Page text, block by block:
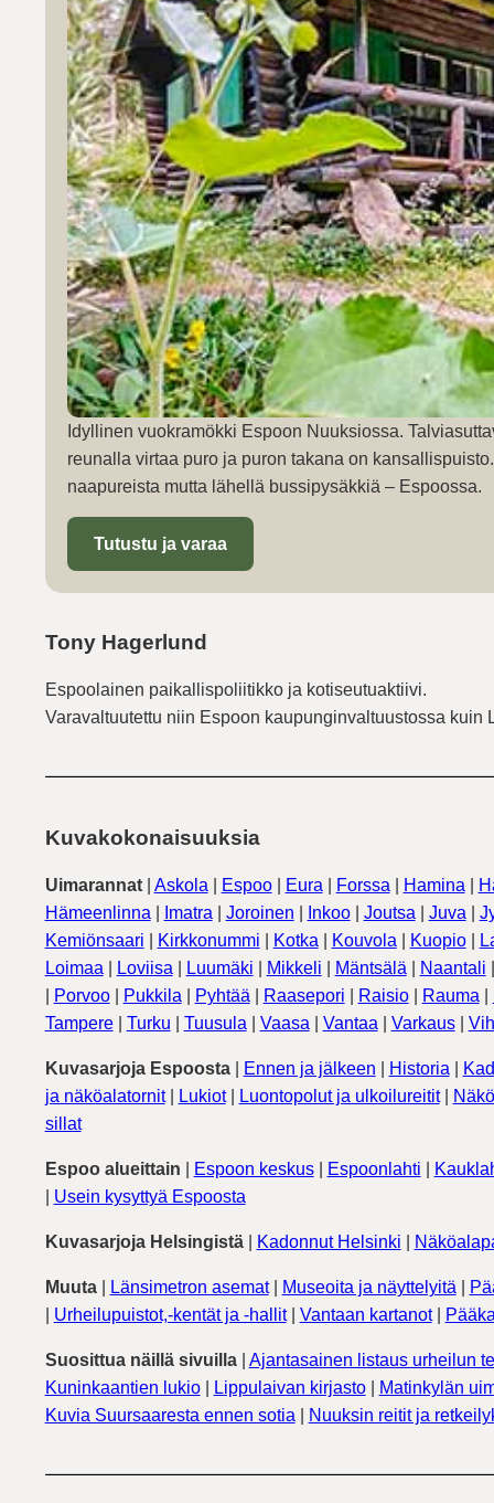
Idyllinen vuokramökki Espoon Nuuksiossa.
reunalla virtaa puro ja puron takana on
naapureista mutta lähellä bussipysäkkiä – Espoossa.
Tutustu ja varaa
Tony Hagerlund
Espoolainen paikallispoliitikko ja kotiseutuaktiivi.
Varavaltuutettu niin Espoon kaupunginvaltuustossa
Kuvakokonaisuuksia
Uimarannat| Askola Espoo| Eura Forssa Hamina
Hämeenlinna
Imatra Joroinen Inkoo| Joutsa Juva
Kemiönsaari
Kirkkonummi Kotka Kouvola Kuopio|
Loimaa
Loviisa Luumäki Mikkeli Mäntsälä Naantali
Porvoo| Pukkila Pyhtää Raasepori Raisio| Rauma
Tampere| Turku Tuusula Vaasa Vantaa Varkaus|
Kuvasarjoja Espoosta| Ennen ja jälkeen Historia
ja näköalatornit| Lukiot| Luontopolut ja ulkoilureitit|
sillat
Espoo alueittain Espoon keskus| Espoonlahti
Usein kysyttyä Espoosta
Kuvasarjoja Helsingistä| Kadonnut Helsinki
Muuta| Länsimetron asemat| Museoita ja näyttelyitä
Urheilupuistot,-kentät ja -hallit| Vantaan kartanot|
Suosittua näillä sivuilla| Ajantasainen listaus urheilun
Kuninkaantien lukio| Lippulaivan kirjasto|
Matinkylän
Kuvia Suursaaresta ennen sotia
Nuuksin reitit ja